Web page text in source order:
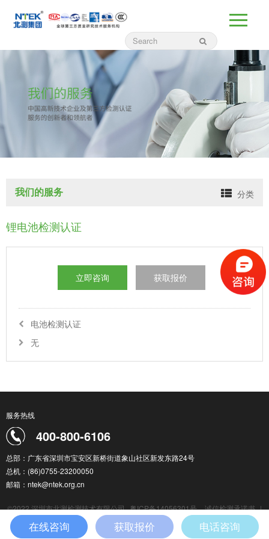
我们的服务 分类
锂电池检测认证
立即咨询 获取报价
电池检测认证
无
服务热线
400-800-6106
总部：广东省深圳市宝安区新桥街道象山社区新发东路24号
总机：(86)0755-23200050
邮箱：ntek@ntek.org.cn
©2022 深圳市北测检测技术有限公司 粤ICP备14056301号 诚信检测承诺书 |
|
在线咨询 获取报价 电话咨询